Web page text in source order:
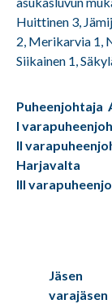
Huittinen 3,
2, Merikarvia 1,
Siikainen 1,
Puheenjohtaja
I
II
Harjavalta
III